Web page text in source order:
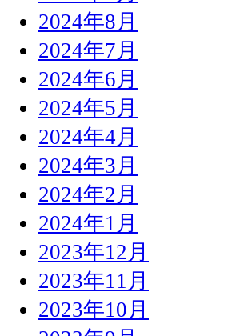
2024年8月
2024年7月
2024年6月
2024年5月
2024年4月
2024年3月
2024年2月
2024年1月
2023年12月
2023年11月
2023年10月